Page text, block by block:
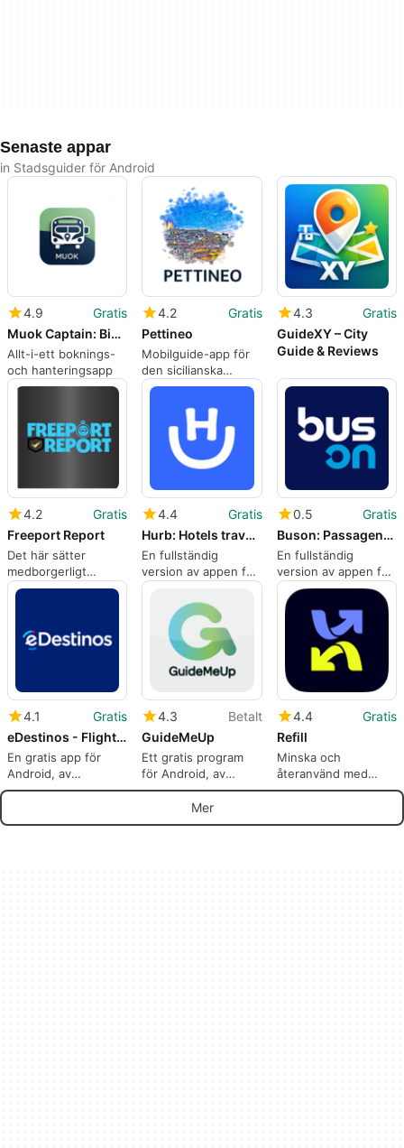
Senaste appar
in Stadsguider för Android
4.9
Gratis
Muok Captain: Bike, Taxi, Bus
Allt-i-ett boknings-
och hanteringsapp
4.2
Gratis
Pettineo
Mobilguide-app för
den sicilianska
staden Pettineo
4.3
Gratis
GuideXY – City
Guide & Reviews
4.2
Gratis
Freeport Report
Det här sätter
medborgerligt
engagemang vid dina
4.4
Gratis
Hurb: Hotels travel and more
En fullständig
version av appen för
Android, av Hotel
Urbano.
0.5
Gratis
Buson: Passagens de ônibus
En fullständig
version av appen för
Android, av Guichê
Virtual.
4.1
Gratis
eDestinos - Flights Hotels
En gratis app för
Android, av
eDestinos.
4.3
Betalt
GuideMeUp
Ett gratis program
för Android, av
GuideMeUp.
4.4
Gratis
Refill
Minska och
återanvänd med
denna gratis app
Mer